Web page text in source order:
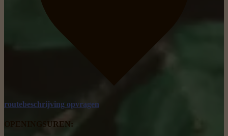
routebeschrijving opvragen
OPENINGSUREN: